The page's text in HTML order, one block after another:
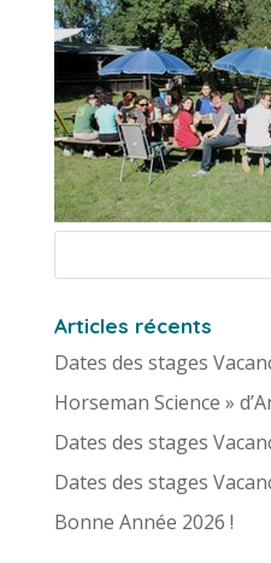
Articles récents
Dates des stages
Horseman Science »
Dates des stages
Dates des stages
Bonne Année 2026 !